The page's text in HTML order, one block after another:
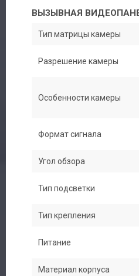
ВЫЗЫВНАЯ
Тип матрицы камеры
Разрешение камеры
Особенности камеры
Формат сигнала
Угол обзора
Тип подсветки
Тип крепления
Питание
Материал корпуса